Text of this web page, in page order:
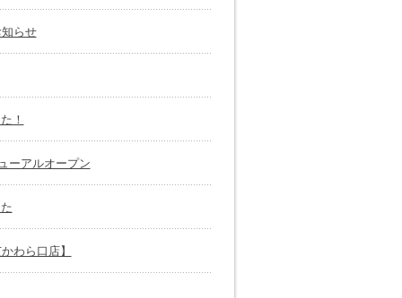
らせ
！
アルオープン
ら口店】